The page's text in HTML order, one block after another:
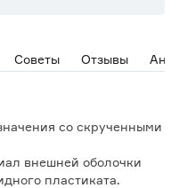
Советы Отзывы
со скрученными
внешней оболочки
пластиката.